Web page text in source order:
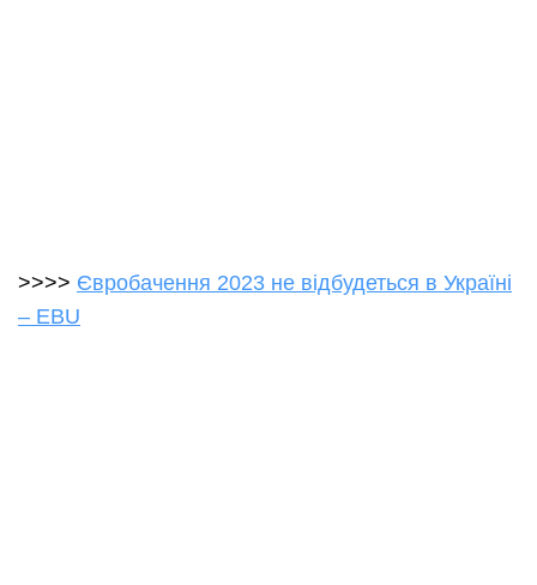
>>>> Євробачення 2023 не відбудеться в Україні
– EBU